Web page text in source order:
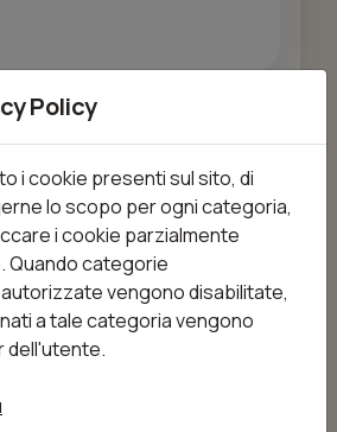
600€
filtri di
Apri filtri di
ricerca
(29)
Policy
i cookie presenti sul sito, di
lo scopo per ogni categoria,
i cookie parzialmente
categorie
vengono disabilitate,
a tale categoria vengono
dell'utente.